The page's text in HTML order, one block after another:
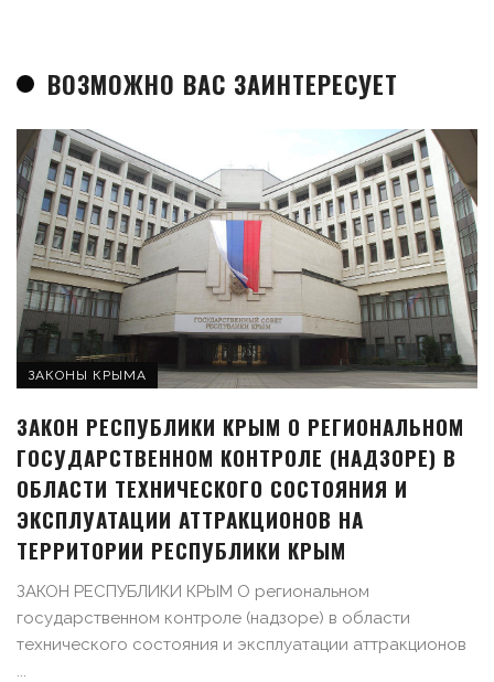
ВОЗМОЖНО ВАС ЗАИНТЕРЕСУЕТ
ЗАКОНЫ КРЫМА
ЗАКОН РЕСПУБЛИКИ КРЫМ О РЕГИОНАЛЬНОМ
ГОСУДАРСТВЕННОМ КОНТРОЛЕ (НАДЗОРЕ) В
ОБЛАСТИ ТЕХНИЧЕСКОГО СОСТОЯНИЯ И
ЭКСПЛУАТАЦИИ АТТРАКЦИОНОВ НА
ТЕРРИТОРИИ РЕСПУБЛИКИ КРЫМ
ЗАКОН РЕСПУБЛИКИ КРЫМ О региональном
государственном контроле (надзоре) в области
технического состояния и эксплуатации аттракционов
...